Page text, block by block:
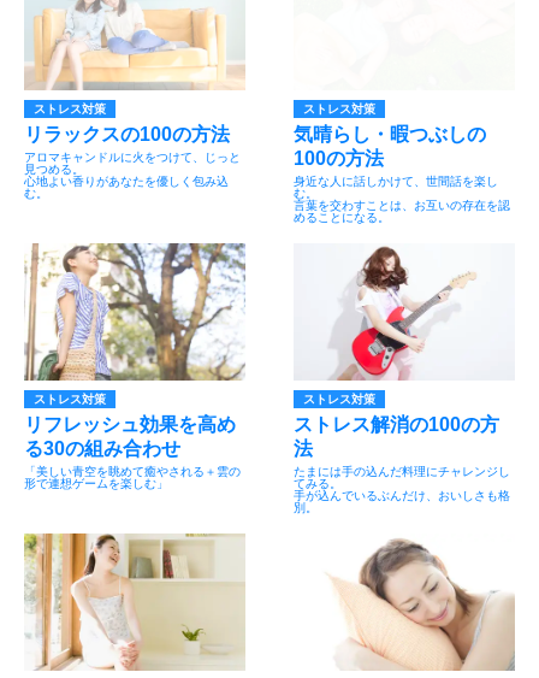
ストレス対策
リラックスの100の方法
アロマキャンドルに火をつけて、じっと
見つめる。
心地よい香りがあなたを優しく包み込
む。
ストレス対策
気晴らし・暇つぶしの
100の方法
身近な人に話しかけて、世間話を楽し
む。
言葉を交わすことは、お互いの存在を認
めることになる。
ストレス対策
リフレッシュ効果を高め
る30の組み合わせ
「美しい青空を眺めて癒やされる＋雲の
形で連想ゲームを楽しむ」
ストレス対策
ストレス解消の100の方
法
たまには手の込んだ料理にチャレンジし
てみる。
手が込んでいるぶんだけ、おいしさも格
別。